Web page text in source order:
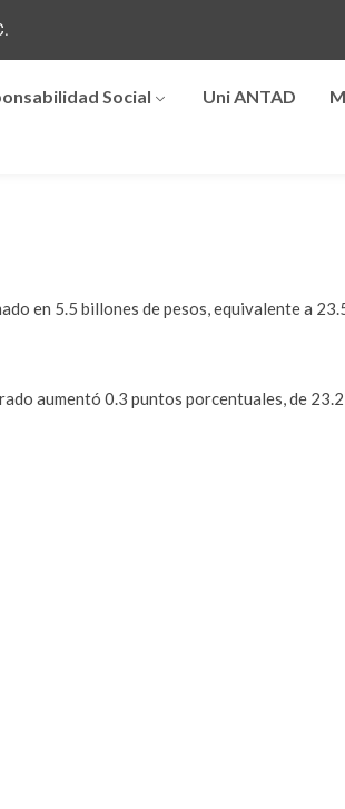
Social Uni ANTAD
en 5.5 billones de pesos, equivalente a
aumentó 0.3 puntos porcentuales, de